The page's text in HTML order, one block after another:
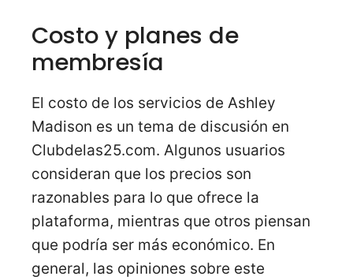
Costo y planes de
membresía
El costo de los servicios de Ashley
Madison es un tema de discusión en
Clubdelas25.com. Algunos usuarios
consideran que los precios son
razonables para lo que ofrece la
plataforma, mientras que otros piensan
que podría ser más económico. En
general, las opiniones sobre este